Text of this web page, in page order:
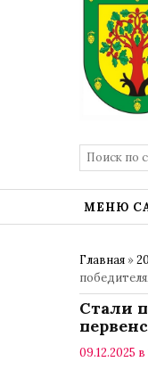
МЕНЮ
Главная »
Стали
09.12.2025 в